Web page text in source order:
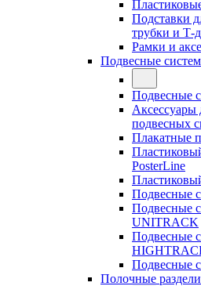
Подставки
трубки и Т-
Рамки и
Подвесные
Подвесные
Аксессуары
подвесных
Плакатные
PosterLine
Подвесные
Подвесные
UNITRACK
Подвесные
Подвесные
Полочные